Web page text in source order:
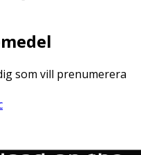
som vill prenumerera